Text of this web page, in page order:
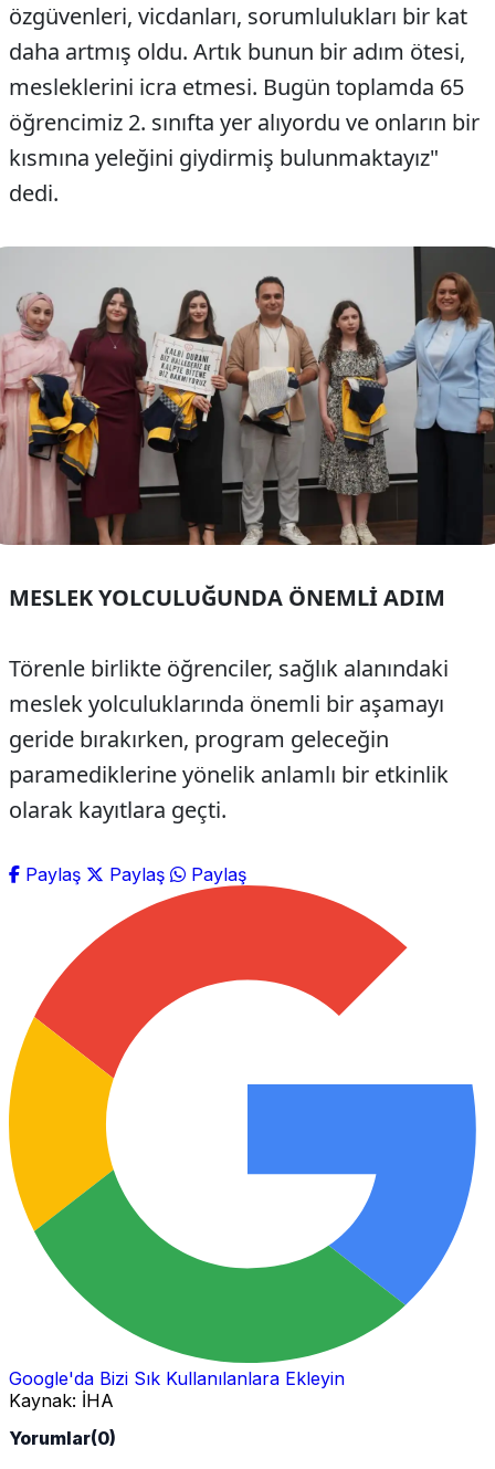
özgüvenleri, vicdanları, sorumlulukları bir kat
daha artmış oldu. Artık bunun bir adım ötesi,
mesleklerini icra etmesi. Bugün toplamda 65
öğrencimiz 2. sınıfta yer alıyordu ve onların bir
kısmına yeleğini giydirmiş bulunmaktayız"
dedi.
MESLEK YOLCULUĞUNDA ÖNEMLİ ADIM
Törenle birlikte öğrenciler, sağlık alanındaki
meslek yolculuklarında önemli bir aşamayı
geride bırakırken, program geleceğin
paramediklerine yönelik anlamlı bir etkinlik
olarak kayıtlara geçti.
Paylaş Paylaş Paylaş
Google'da Bizi Sık Kullanılanlara Ekleyin
Kaynak: İHA
Yorumlar(0)